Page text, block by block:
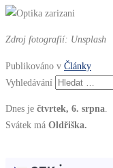
Zdroj fotografií: Unsplash
Publikováno v Články
Vyhledávání
Dnes je čtvrtek, 6. srpna
Svátek má Oldřiška.